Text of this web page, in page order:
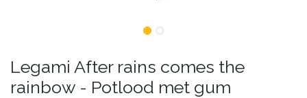
Legami After rains comes the
rainbow - Potlood met gum